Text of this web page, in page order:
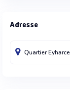
Adresse
Quartier Eyharce